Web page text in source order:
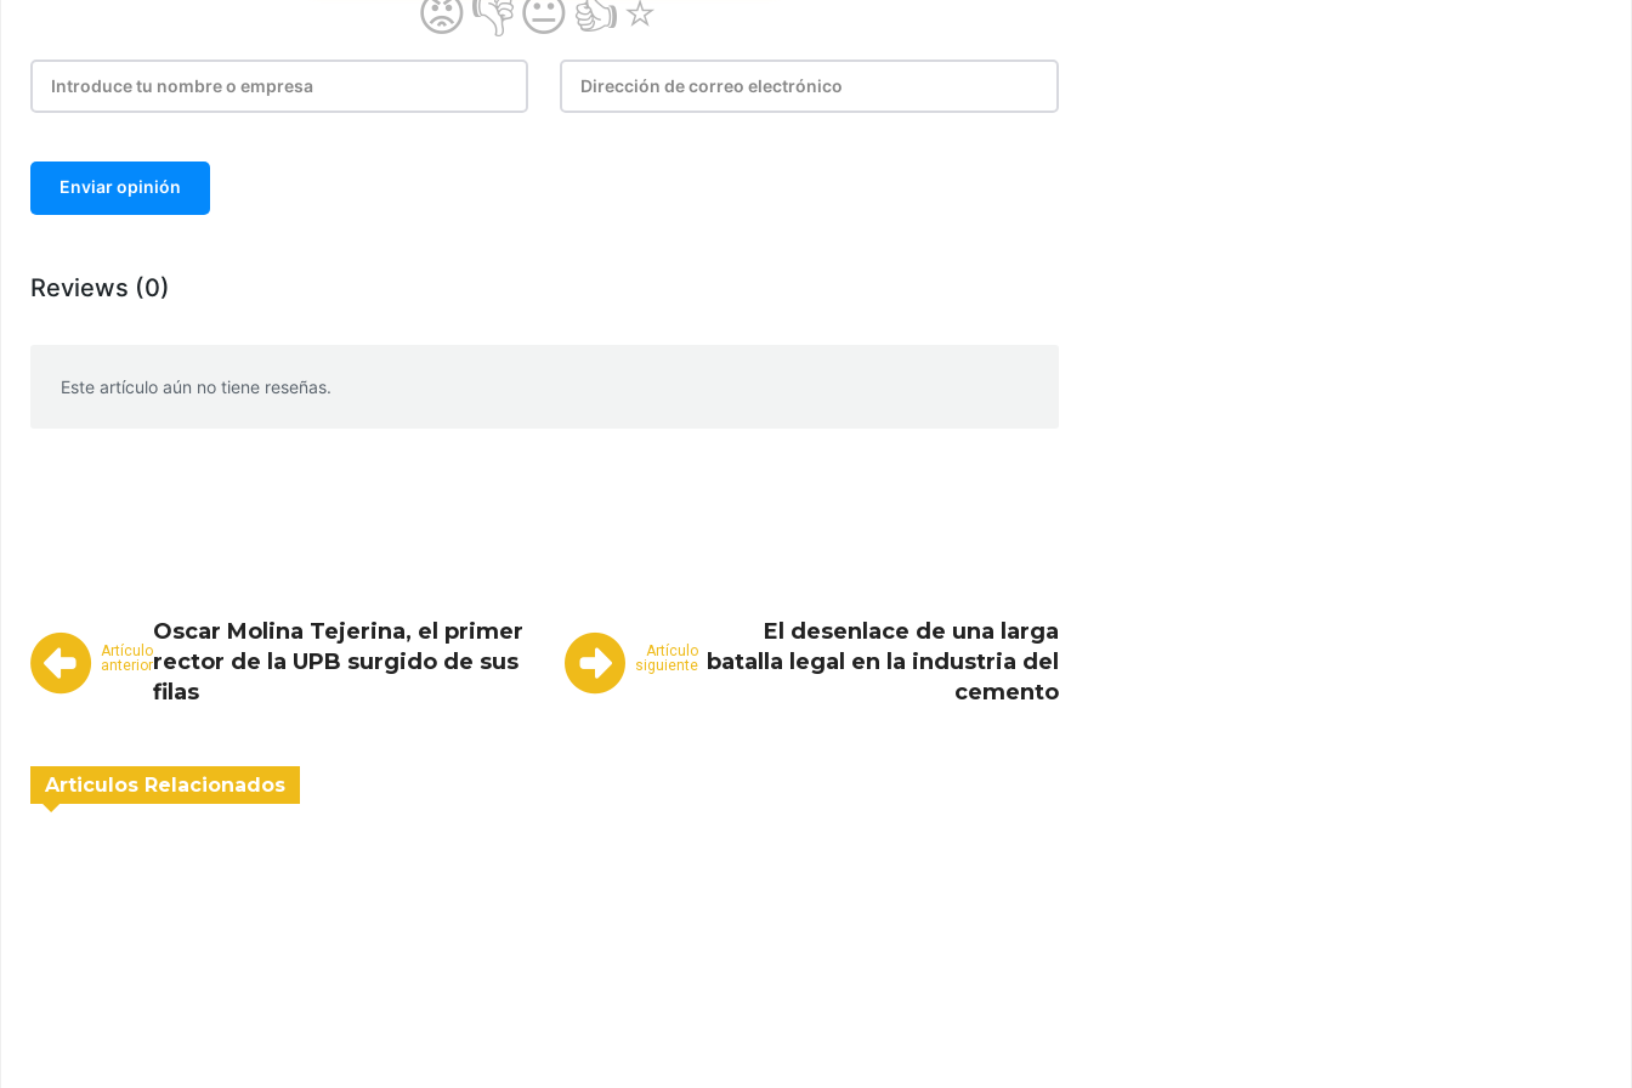
Enviar opinión
Reviews (0)
Este artículo aún no tiene reseñas.
Artículo
anterior
Oscar Molina Tejerina, el primer
rector de la UPB surgido de sus
filas
Artículo
siguiente
El desenlace de una larga
batalla legal en la industria del
cemento
Articulos Relacionados